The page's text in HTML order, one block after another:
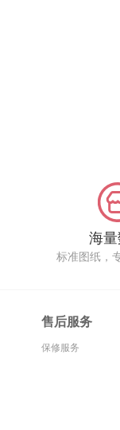
海
标准图纸，
售后服务
保修服务